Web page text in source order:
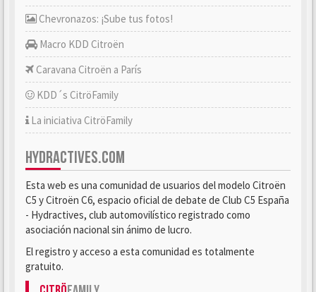
Chevronazos: ¡Sube tus fotos!
Macro KDD Citroën
Caravana Citroën a París
KDD´s CitröFamily
La iniciativa CitröFamily
HYDRACTIVES.COM
Esta web es una comunidad de usuarios del modelo Citroën
C5 y Citroën C6, espacio oficial de debate de Club C5 España
- Hydractives, club automovilístico registrado como
asociación nacional sin ánimo de lucro.
El registro y acceso a esta comunidad es totalmente
gratuito.